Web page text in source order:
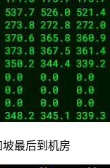
最后到机房